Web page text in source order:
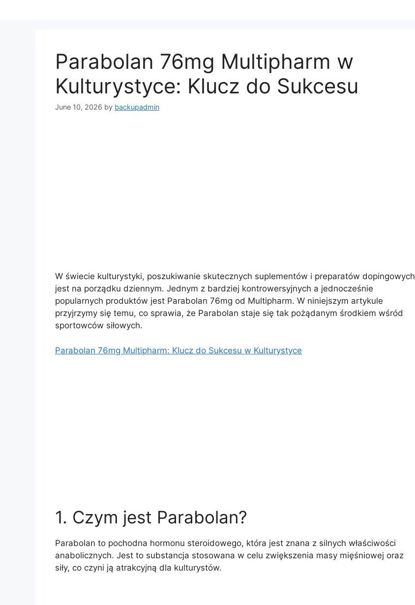
Parabolan 76mg Multipharm w
Kulturystyce: Klucz do Sukcesu
June 10, 2026 by backupadmin
W świecie kulturystyki, poszukiwanie skutecznych suplementów i preparatów dopingowych
jest na porządku dziennym. Jednym z bardziej kontrowersyjnych a jednocześnie
popularnych produktów jest Parabolan 76mg od Multipharm. W niniejszym artykule
przyjrzymy się temu, co sprawia, że Parabolan staje się tak pożądanym środkiem wśród
sportowców siłowych.
Parabolan 76mg Multipharm: Klucz do Sukcesu w Kulturystyce
1. Czym jest Parabolan?
Parabolan to pochodna hormonu steroidowego, która jest znana z silnych właściwości
anabolicznych. Jest to substancja stosowana w celu zwiększenia masy mięśniowej oraz
siły, co czyni ją atrakcyjną dla kulturystów.